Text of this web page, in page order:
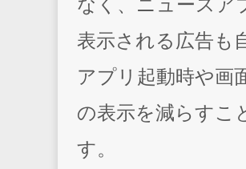
表示される広告も
アプリ起動時や画
の表示を減らすこ
す。